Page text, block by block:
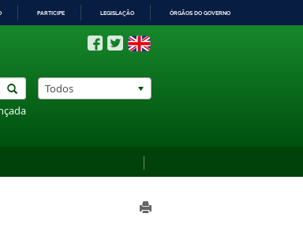
PARTICIPE LEGISLAÇÃO ÓRGÃOS DO GOVERNO
Todos